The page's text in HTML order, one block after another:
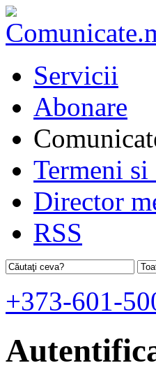
Servicii
Abonare
Termeni
Director
RSS
+373-601-